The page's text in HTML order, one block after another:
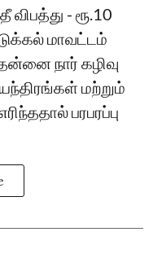
- ரூ.10
மாவட்டம்
நார் கழிவு
மற்றும்
பரபரப்பு